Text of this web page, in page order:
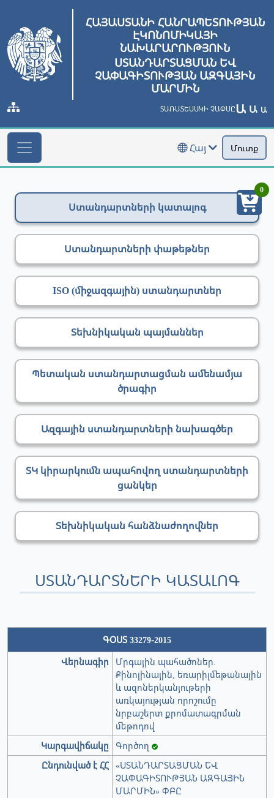
ՀԱՅԱՍՏԱՆԻ ՀԱՆՐԱՊԵՏՈՒԹՅԱՆ
ԷԿՈՆՈՄԻԿԱՅԻ
ՆԱԽԱՐԱՐՈՒԹՅՈՒՆ
ՍՏԱՆԴԱՐՏԱՑՄԱՆ ԵՎ
ՉԱՓԱԳԻՏՈՒԹՅԱՆ ԱԶԳԱՅԻՆ
ՄԱՐՄԻՆ
ՏԱՌԱՏԵՍԱԿԻ ՉԱՓՍԸԱ Ա Ա
Հայ Մուտք
Ստանդարտների կատալոգ
Ստանդարտների փաթեթներ
ISO (միջազգային) ստանդարտներ
Տեխնիկական պայմաններ
Պետական ստանդարտացման ամենամյա
ծրագիր
Ազգային ստանդարտների նախագծեր
ՏԿ կիրարկումն ապահովող ստանդարտների
ցանկեր
Տեխնիկական հանձնաժողովներ
ՍՏԱՆԴԱՐՏՆԵՐԻ ԿԱՏԱԼՈԳ
ԳՕՍՏ 33279-2015
Վերնագիր
Մրգային պահածոներ.
Քինոլինային, եռարիլմեթանային
և ազոներկանյութերի
առկայության որոշումը
նրբաշերտ քրոմատագրման
մեթոդով
Կարգավիճակը
Գործող
Ընդունված է ՀՀ «ՍՏԱՆԴԱՐՏԱՑՄԱՆ ԵՎ
ՉԱՓԱԳԻՏՈՒԹՅԱՆ ԱԶԳԱՅԻՆ
ՄԱՐՄԻՆ» ՓԲԸ
0